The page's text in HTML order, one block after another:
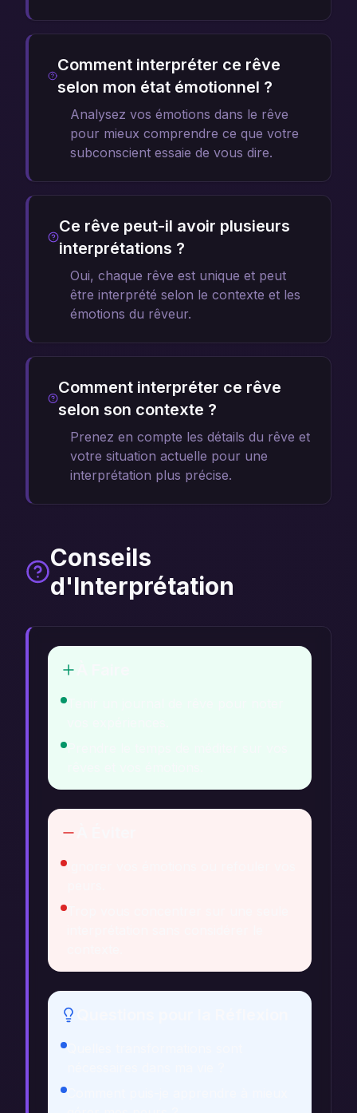
Comment interpréter ce rêve
selon mon état émotionnel ?
Analysez vos émotions dans le rêve
pour mieux comprendre ce que votre
subconscient essaie de vous dire.
Ce rêve peut-il avoir plusieurs
interprétations ?
Oui, chaque rêve est unique et peut
être interprété selon le contexte et les
émotions du rêveur.
Comment interpréter ce rêve
selon son contexte ?
Prenez en compte les détails du rêve et
votre situation actuelle pour une
interprétation plus précise.
Conseils
d'Interprétation